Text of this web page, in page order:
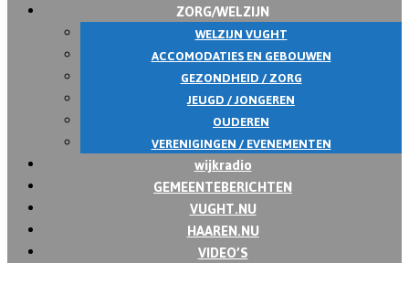
ZORG/WELZIJN
WELZIJN VUGHT
ACCOMODATIES EN GEBOUWEN
GEZONDHEID / ZORG
JEUGD / JONGEREN
OUDEREN
VERENIGINGEN / EVENEMENTEN
wijkradio
GEMEENTEBERICHTEN
VUGHT.NU
HAAREN.NU
VIDEO’S